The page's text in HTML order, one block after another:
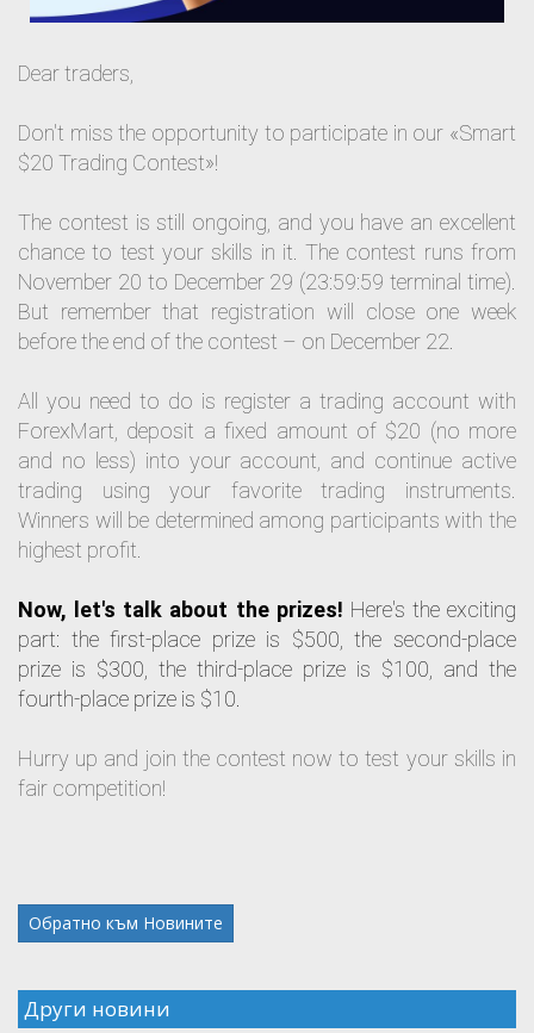
Dear traders,
Don't miss the opportunity to participate in our «Smart
$20 Trading Contest»!
The contest is still ongoing, and you have an excellent
chance to test your skills in it. The contest runs from
November 20 to December 29 (23:59:59 terminal time).
But remember that registration will close one week
before the end of the contest – on December 22.
All you need to do is register a trading account with
ForexMart, deposit a fixed amount of $20 (no more
and no less) into your account, and continue active
trading using your favorite trading instruments.
Winners will be determined among participants with the
highest profit.
Now, let's talk about the prizes! Here's the exciting
part: the first-place prize is $500, the second-place
prize is $300, the third-place prize is $100, and the
fourth-place prize is $10.
Hurry up and join the contest now to test your skills in
fair competition!
Обратно към Новините
Други новини